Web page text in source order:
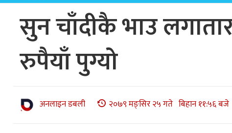
सुन चाँदीकै भाउ
रुपैयाँ पुग्यो
अनलाइन डबली २०७९ मङ्सिर २५ गते बिहान ११:५६ बजे